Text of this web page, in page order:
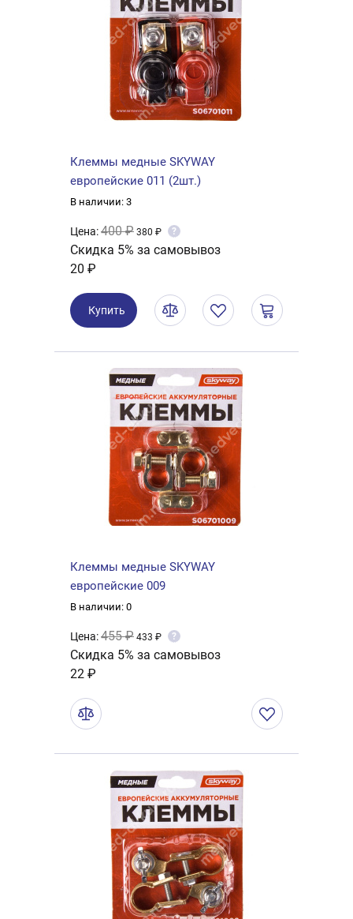
Клеммы медные SKYWAY
европейские 011 (2шт.)
В наличии: 3
Цена:400 ₽ 380 ₽ ?
Скидка 5% за самовывоз
20 ₽
Купить
Клеммы медные SKYWAY
европейские 009
В наличии: 0
Цена:455 ₽ 433 ₽ ?
Скидка 5% за самовывоз
22 ₽